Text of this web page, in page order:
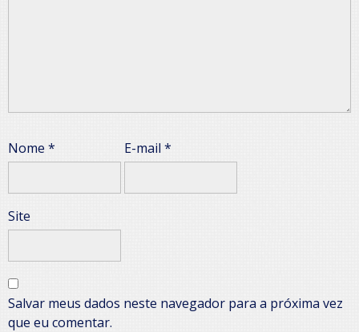
Nome * E-mail *
Site
Salvar meus dados neste navegador para a próxima vez
que eu comentar.